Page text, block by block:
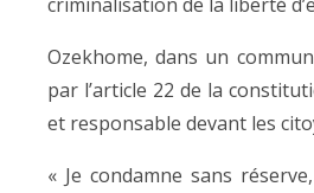
criminalisation de la liberté
Ozekhome, dans un
par l’article 22 de la
et responsable devant les
« Je condamne sans